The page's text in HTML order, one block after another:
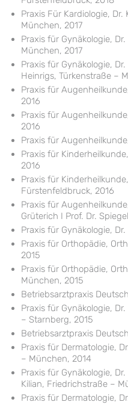
Praxis Für Kardiologie,
München, 2017
Praxis für Gynäkologie,
München, 2017
Praxis für Gynäkologie,
Heinrigs, Türkenstraße –
Praxis für
2016
Praxis für
2016
Praxis für
Praxis für
2016
Praxis für
Fürstenfeldbruck, 2016
Praxis für
Grüterich I Prof. Dr.
Praxis für Gynäkologie,
Praxis für Orthopädie,
2015
Praxis für Orthopädie,
München, 2015
Betriebsarztpraxis
Praxis für Gynäkologie,
– Starnberg, 2015
Betriebsarztpraxis
Praxis für Dermatologie,
– München, 2014
Praxis für Gynäkologie,
Kilian, Friedrichstraße –
Praxis für Dermatologie,